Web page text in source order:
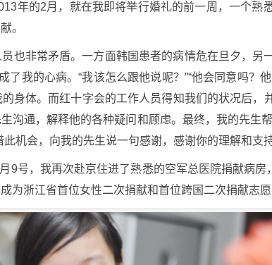
年的2月，就在我即将举行婚礼的前一周，一个熟
。
也非常矛盾。一方面韩国患者的病情危在旦夕，另
了我的心病。“我该怎么跟他说呢？”“他会同意吗？
身体。而红十字会的工作人员得知我们的状况后，
沟通，解释他的各种疑问和顾虑。最终，我的先生
机会，向我的先生说一句感谢，感谢你的理解和支持
9号，我再次赴京住进了熟悉的空军总医院捐献病房
为浙江省首位女性二次捐献和首位跨国二次捐献志愿